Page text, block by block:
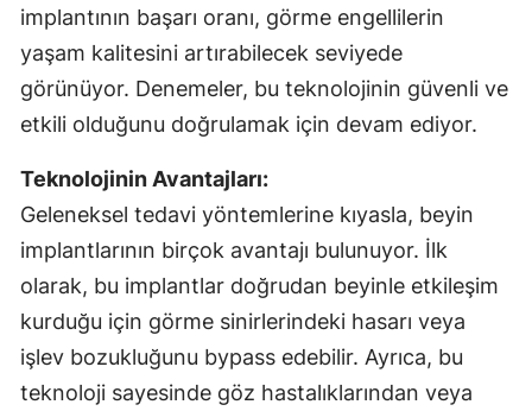
implantının başarı oranı, görme engellilerin
yaşam kalitesini artırabilecek seviyede
görünüyor. Denemeler, bu teknolojinin güvenli ve
etkili olduğunu doğrulamak için devam ediyor.
Teknolojinin Avantajları:
Geleneksel tedavi yöntemlerine kıyasla, beyin
implantlarının birçok avantajı bulunuyor. İlk
olarak, bu implantlar doğrudan beyinle etkileşim
kurduğu için görme sinirlerindeki hasarı veya
işlev bozukluğunu bypass edebilir. Ayrıca, bu
teknoloji sayesinde göz hastalıklarından veya